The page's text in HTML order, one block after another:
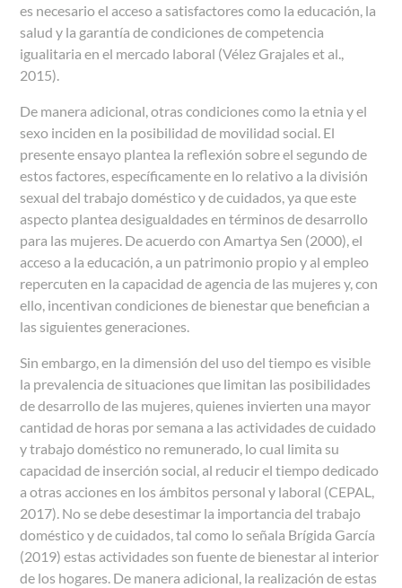
es necesario el acceso a satisfactores como la educación, la
salud y la garantía de condiciones de competencia
igualitaria en el mercado laboral (Vélez Grajales et al.,
2015).
De manera adicional, otras condiciones como la etnia y el
sexo inciden en la posibilidad de movilidad social. El
presente ensayo plantea la reflexión sobre el segundo de
estos factores, específicamente en lo relativo a la división
sexual del trabajo doméstico y de cuidados, ya que este
aspecto plantea desigualdades en términos de desarrollo
para las mujeres. De acuerdo con Amartya Sen (2000), el
acceso a la educación, a un patrimonio propio y al empleo
repercuten en la capacidad de agencia de las mujeres y, con
ello, incentivan condiciones de bienestar que benefician a
las siguientes generaciones.
Sin embargo, en la dimensión del uso del tiempo es visible
la prevalencia de situaciones que limitan las posibilidades
de desarrollo de las mujeres, quienes invierten una mayor
cantidad de horas por semana a las actividades de cuidado
y trabajo doméstico no remunerado, lo cual limita su
capacidad de inserción social, al reducir el tiempo dedicado
a otras acciones en los ámbitos personal y laboral (CEPAL,
2017). No se debe desestimar la importancia del trabajo
doméstico y de cuidados, tal como lo señala Brígida García
(2019) estas actividades son fuente de bienestar al interior
de los hogares. De manera adicional, la realización de estas